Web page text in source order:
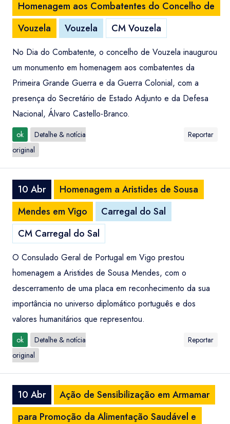
Homenagem aos Combatentes do Concelho de
Vouzela
Vouzela CM Vouzela
No Dia do Combatente, o concelho de Vouzela inaugurou
um monumento em homenagem aos combatentes da
Primeira Grande Guerra e da Guerra Colonial, com a
presença do Secretário de Estado Adjunto e da Defesa
Nacional, Álvaro Castello-Branco.
ok
Detalhe & notícia
original
Reportar
10 Abr
Homenagem a Aristides de Sousa
Mendes em Vigo
Carregal do Sal
CM Carregal do Sal
O Consulado Geral de Portugal em Vigo prestou
homenagem a Aristides de Sousa Mendes, com o
descerramento de uma placa em reconhecimento da sua
importância no universo diplomático português e dos
valores humanitários que representou.
ok
Detalhe & notícia
original
Reportar
10 Abr
Ação de Sensibilização em Armamar
para Promoção da Alimentação Saudável e